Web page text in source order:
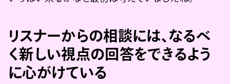
リスナーからの相談には、なるべ
く新しい視点の回答をできるよう
に心がけている